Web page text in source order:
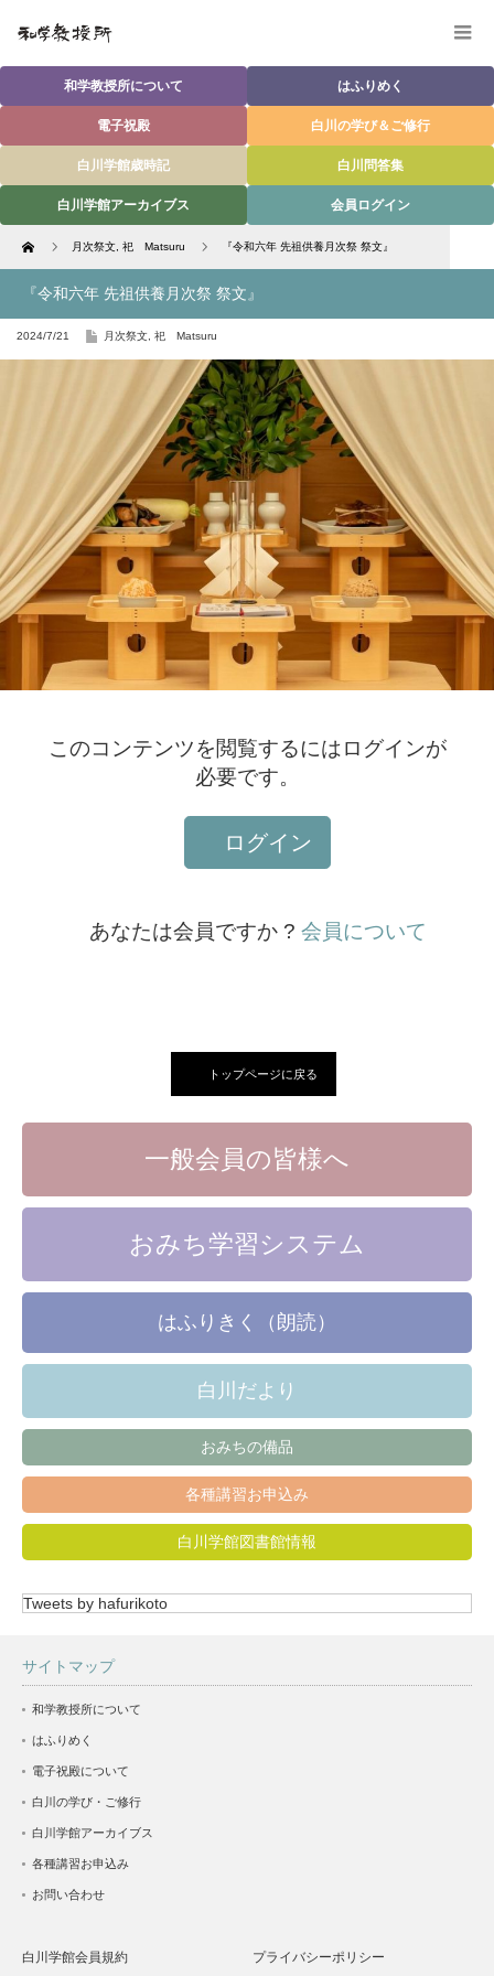
和学教授所について はふりめく
電子祝殿 白川の学び＆ご修行
白川学館歳時記 白川問答集
白川学館アーカイブス 会員ログイン
Home 月次祭文 祀 Matsuru 『令和六年 先祖供養月次祭 祭文』
『令和六年 先祖供養月次祭 祭文』
2024/7/21 月次祭文 祀 Matsuru
このコンテンツを閲覧するにはログインが
必要です。
ログイン
あなたは会員ですか ? 会員について
トップページに戻る
一般会員の皆様へ
おみち学習システム
はふりきく（朗読）
白川だより
おみちの備品
各種講習お申込み
白川学館図書館情報
Tweets by hafurikoto
サイトマップ
和学教授所について
はふりめく
電子祝殿について
白川の学び・ご修行
白川学館アーカイブス
各種講習お申込み
お問い合わせ
白川学館会員規約 プライバシーポリシー